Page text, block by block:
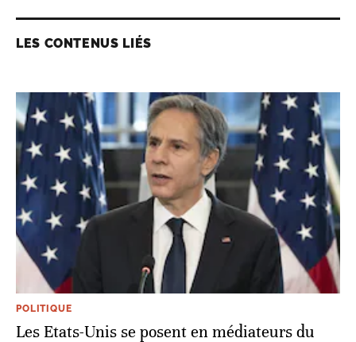
LES CONTENUS LIÉS
POLITIQUE
Les Etats-Unis se posent en médiateurs du